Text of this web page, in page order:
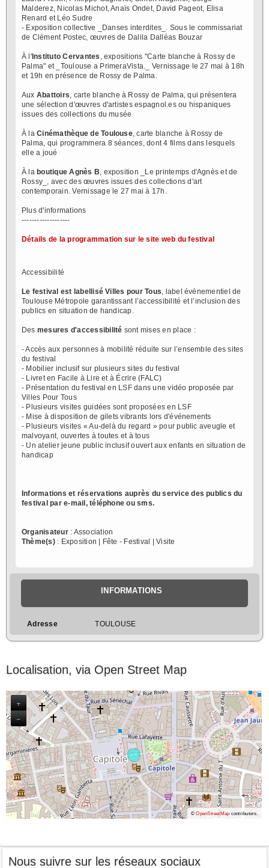
Malderez, Nicolas Michot, Anaïs Ondet, David Pageot, Elisa
Renard et Léo Sudre
- Exposition collective _Danses interdites_. Sous le commissariat
de Clément Postec, œuvres de Dalila Dalléas Bouzar
À l'Instituto Cervantes , expositions "Carte blanche à Rossy de
Palma" et _Toulouse a PrimeraVista._ Vernissage le 27 mai à 18h
et 19h en présence de Rossy de Palma.
Aux Abattoirs , carte blanche à Rossy de Palma, qui présentera
une sélection d'œuvres d'artistes espagnol.es ou hispaniques
issues des collections du musée
À laCinémathèque de Toulouse, carte blanche à Rossy de
Palma, qui programmera 8 séances, dont 4 films dans lesquels
elle a joué
À laboutique Agnès B , exposition _Le printemps d'Agnès et de
Rossy_, avec des œuvres issues des collections d'art
contemporain. Vernissage le 27 mai à 17h.
Plus d'informations
-------------------
Détails de la programmation sur le site web du festival
Accessibilité
Le festival est labellisé Villes pour Tous , label événementiel de
Toulouse Métropole garantissant l’accessibilité et l’inclusion des
publics en situation de handicap.
Des mesures d'accessibilité sont mises en place :
- Accès aux personnes à mobilité réduite sur l’ensemble des sites
du festival
- Mobilier inclusif sur plusieurs sites du festival
- Livret en Facile à Lire et à Écrire (FALC)
- Présentation du festival en LSF dans une vidéo proposée par
Villes Pour Tous
- Plusieurs visites guidées sont proposées en LSF
- Mise à disposition de gilets vibrants lors d'événements
- Plusieurs visites « Au-delà du regard » pour public aveugle et
malvoyant, ouvertes à toutes et à tous
- Un atelier jeune public inclusif ouvert aux enfants en situation de
handicap
Informations et réservations auprès du service des publics du
festival par e-mail, téléphone ou sms.
Organisateur: Association
Thème(s): Exposition | Fête - Festival | Visite
INFORMATIONS
Adresse TOULOUSE
Localisation, via Open Street Map
+
−
©OpenStreetMap contributors.
Nous suivre sur les réseaux sociaux